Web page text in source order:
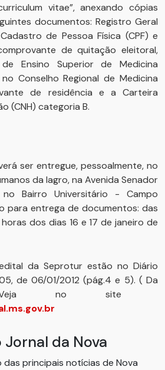
vitae”, anexando cópias
documentos: Registro Geral
de Pessoa Física (CPF) e
de quitação eleitoral,
Ensino Superior de Medicina
Conselho Regional de Medicina
de residência e a Carteira
(CNH) categoria B.
ser entregue, pessoalmente, no
da Iagro, na Avenida Senador
no Bairro Universitário - Campo
para entrega de documentos: das
horas dos dias 16 e 17 de janeiro de
da Seprotur estão no Diário
de 06/01/2012 (pág.4 e 5). ( Da
no site
da Nova
principais notícias de Nova